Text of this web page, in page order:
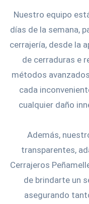
Nuestro equipo
días de la semana,
cerrajería, desde la
de cerraduras e
métodos
cada
cualquier daño
Además,
transparentes,
Cerrajeros
de brindarte un
asegurando